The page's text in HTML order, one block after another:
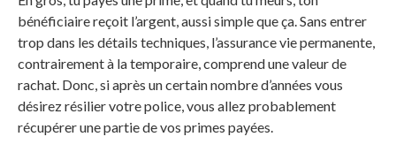
bénéficiaire reçoit l’argent, aussi simple que ça. Sans entrer
trop dans les détails techniques, l’assurance vie permanente,
contrairement à la temporaire, comprend une valeur de
rachat. Donc, si après un certain nombre d’années vous
désirez résilier votre police, vous allez probablement
récupérer une partie de vos primes payées.